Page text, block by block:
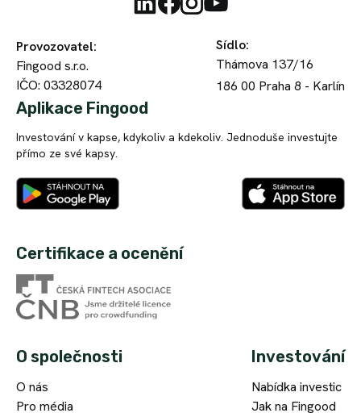
Provozovatel:
Fingood s.r.o.
IČO: 03328074
Sídlo:
Thámova 137/16
186 00 Praha 8 - Karlín
Aplikace Fingood
Investování v kapse, kdykoliv a kdekoliv. Jednoduše investujte
přímo ze své kapsy.
Certifikace a ocenění
O společnosti
O nás
Pro média
Investování
Nabídka investic
Jak na Fingood